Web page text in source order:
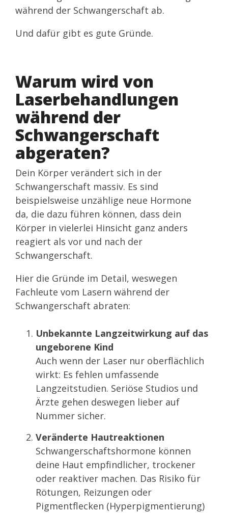
während der Schwangerschaft ab.
Und dafür gibt es gute Gründe.
Warum wird von
Laserbehandlungen
während der
Schwangerschaft
abgeraten?
Dein Körper verändert sich in der
Schwangerschaft massiv. Es sind
beispielsweise unzählige neue Hormone
da, die dazu führen können, dass dein
Körper in vielerlei Hinsicht ganz anders
reagiert als vor und nach der
Schwangerschaft.
Hier die Gründe im Detail, weswegen
Fachleute vom Lasern während der
Schwangerschaft abraten:
Unbekannte Langzeitwirkung auf das
ungeborene Kind
Auch wenn der Laser nur oberflächlich
wirkt: Es fehlen umfassende
Langzeitstudien. Seriöse Studios und
Ärzte gehen deswegen lieber auf
Nummer sicher.
Veränderte Hautreaktionen
Schwangerschaftshormone können
deine Haut empfindlicher, trockener
oder reaktiver machen. Das Risiko für
Rötungen, Reizungen oder
Pigmentflecken (Hyperpigmentierung)